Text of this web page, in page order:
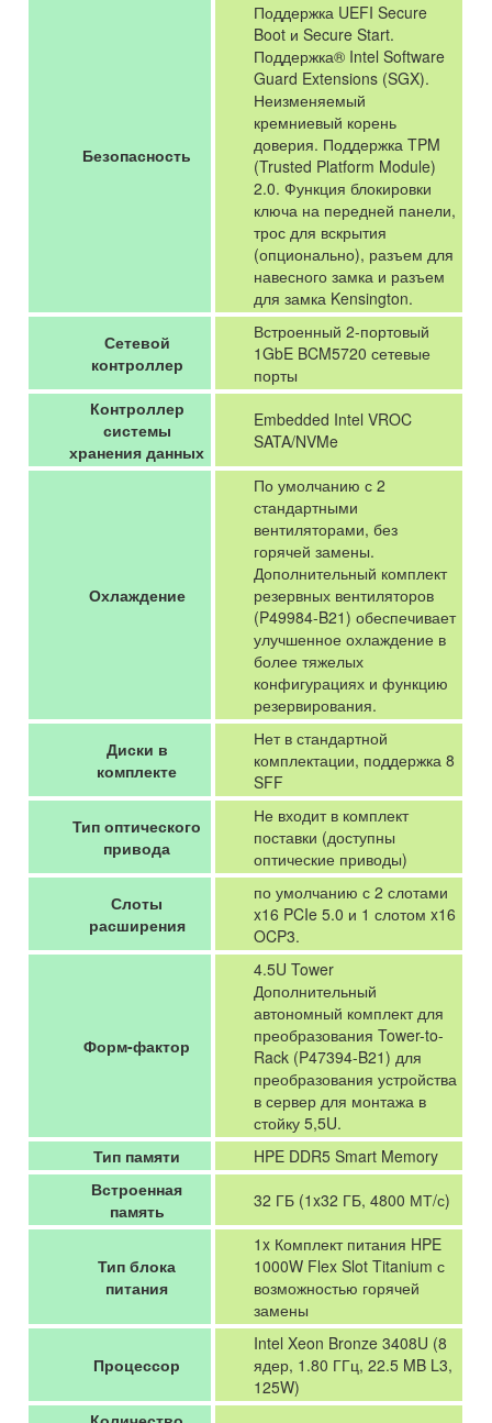
Безопасность
Поддержка UEFI Secure
Boot и Secure Start.
Поддержка® Intel Software
Guard Extensions (SGX).
Неизменяемый
кремниевый корень
доверия. Поддержка TPM
(Trusted Platform Module)
2.0. Функция блокировки
ключа на передней панели,
трос для вскрытия
(опционально), разъем для
навесного замка и разъем
для замка Kensington.
Сетевой
контроллер
Встроенный 2-портовый
1GbE BCM5720 сетевые
порты
Контроллер
системы
хранения данных
Embedded Intel VROC
SATA/NVMe
Охлаждение
По умолчанию с 2
стандартными
вентиляторами, без
горячей замены.
Дополнительный комплект
резервных вентиляторов
(P49984-B21) обеспечивает
улучшенное охлаждение в
более тяжелых
конфигурациях и функцию
резервирования.
Диски в
комплекте
Нет в стандартной
комплектации, поддержка 8
SFF
Тип оптического
привода
Не входит в комплект
поставки (доступны
оптические приводы)
Слоты
расширения
по умолчанию с 2 слотами
x16 PCIe 5.0 и 1 слотом x16
OCP3.
Форм-фактор
4.5U Tower
Дополнительный
автономный комплект для
преобразования Tower-to-
Rack (P47394-B21) для
преобразования устройства
в сервер для монтажа в
стойку 5,5U.
Тип памяти
HPE DDR5 Smart Memory
Встроенная
память
32 ГБ (1x32 ГБ, 4800 МТ/с)
Тип блока
питания
1x Комплект питания HPE
1000W Flex Slot Titanium с
возможностью горячей
замены
Процессор
Intel Xeon Bronze 3408U (8
ядер, 1.80 ГГц, 22.5 MB L3,
125W)